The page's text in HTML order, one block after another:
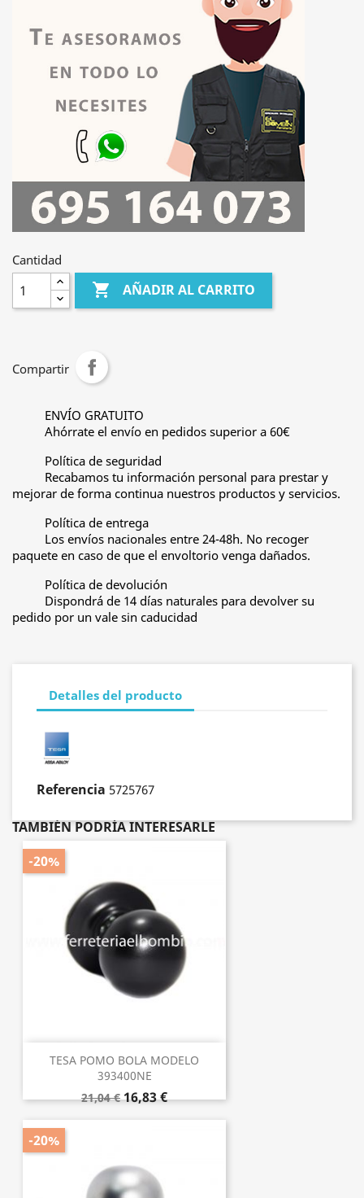
Cantidad
 AÑADIR AL CARRITO
Compartir
ENVÍO GRATUITO
Ahórrate el envío en pedidos superior a 60€
Política de seguridad
Recabamos tu información personal para prestar y
mejorar de forma continua nuestros productos y servicios.
Política de entrega
Los envíos nacionales entre 24-48h. No recoger
paquete en caso de que el envoltorio venga dañados.
Política de devolución
Dispondrá de 14 días naturales para devolver su
pedido por un vale sin caducidad
Detalles del producto
Referencia 5725767
TAMBIÉN PODRÍA INTERESARLE
TESA POMO BOLA MODELO
393400NE
21,04 € 16,83 €
-20%
-20%